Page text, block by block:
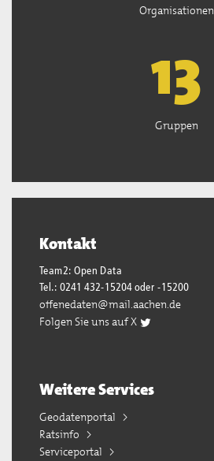
Organisationen
13
Gruppen
Kontakt
Team2: Open Data
Tel.: 0241 432-15204 oder -15200
offenedaten@mail.aachen.de
Folgen Sie uns auf X
Weitere Services
Geodatenportal
Ratsinfo
Serviceportal